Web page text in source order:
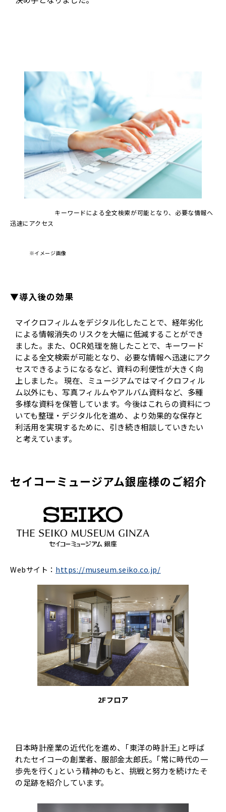
▼導入後の効果
マイクロフィルムをデジタル化したことで、経年劣化
による情報消失のリスクを大幅に低減することができ
ました。また、OCR処理を施したことで、キーワード
による全文検索が可能となり、必要な情報へ迅速にアク
セスできるようになるなど、資料の利便性が大きく向
上しました。 現在、ミュージアムではマイクロフィル
ム以外にも、写真フィルムやアルバム資料など、多種
多様な資料を保管しています。今後はこれらの資料につ
いても整理・デジタル化を進め、より効果的な保存と
利活用を実現するために、引き続き相談していきたい
と考えています。
キーワードによる全文検索が可能となり、必要な情報へ
迅速にアクセス
※イメージ画像
セイコーミュージアム銀座様のご紹介
Webサイト： https://museum.seiko.co.jp/
2Fフロア
日本時計産業の近代化を進め、｢東洋の時計王｣と呼ば
れたセイコーの創業者、服部金太郎氏。｢常に時代の一
歩先を行く｣という精神のもと、挑戦と努力を続けたそ
の足跡を紹介しています。